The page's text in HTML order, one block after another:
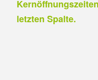
letzten Spalte.